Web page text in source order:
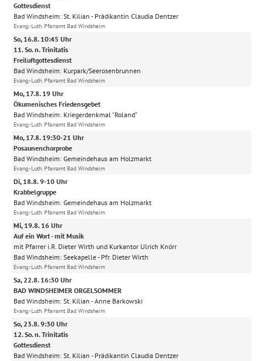
Gottesdienst
Bad Windsheim: St. Kilian Prädikantin Claudia Dentzer
Evang.-Luth. Pfarramt Bad Windsheim
So, 16.8. 10:45 Uhr
11. So. n. Trinitatis
Freiluftgottesdienst
Bad Windsheim: Kurpark/Seerosenbrunnen
Evang.-Luth. Pfarramt Bad Windsheim
Mo, 17.8. 19 Uhr
Ökumenisches Friedensgebet
Bad Windsheim: Kriegerdenkmal "Roland"
Evang.-Luth. Pfarramt Bad Windsheim
Mo, 17.8. 19:30-21 Uhr
Posaunenchorprobe
Bad Windsheim: Gemeindehaus am Holzmarkt
Evang.-Luth. Pfarramt Bad Windsheim
Di, 18.8. 9-10 Uhr
Krabbelgruppe
Bad Windsheim: Gemeindehaus am Holzmarkt
Evang.-Luth. Pfarramt Bad Windsheim
Mi, 19.8. 16 Uhr
Auf ein Wort - mit Musik
mit Pfarrer i.R. Dieter Wirth und Kurkantor Ulrich Knörr
Bad Windsheim: Seekapelle Pfr. Dieter Wirth
Evang.-Luth. Pfarramt Bad Windsheim
Sa, 22.8. 16:30 Uhr
BAD WINDSHEIMER ORGELSOMMER
Bad Windsheim: St. Kilian Anne Barkowski
Evang.-Luth. Pfarramt Bad Windsheim
So, 23.8. 9:30 Uhr
12. So. n. Trinitatis
Gottesdienst
Bad Windsheim: St. Kilian Prädikantin Claudia Dentzer